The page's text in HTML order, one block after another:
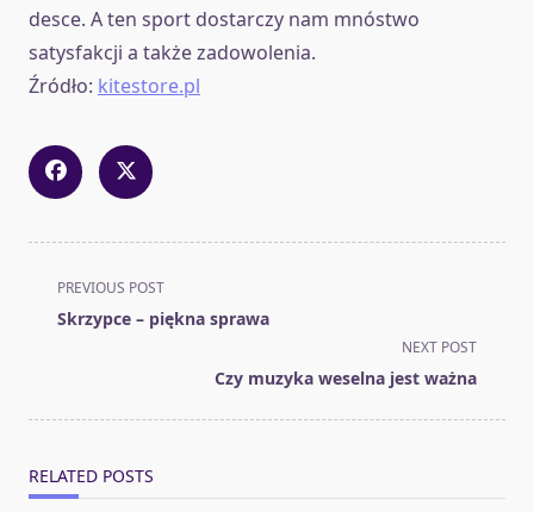
desce. A ten sport dostarczy nam mnóstwo
satysfakcji a także zadowolenia.
Źródło: kitestore.pl
<span
class="nav-
text">Page</span>
PREVIOUS POST
Skrzypce – piękna sprawa
NEXT POST
Czy muzyka weselna jest ważna
RELATED POSTS